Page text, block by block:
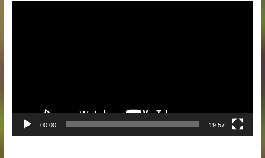
00:00 19:57